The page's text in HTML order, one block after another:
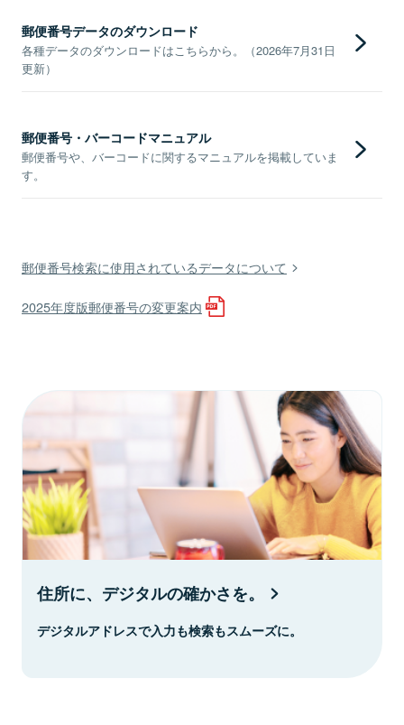
郵便番号データのダウンロード
各種データのダウンロードはこちらから。（2026年7月31日
更新）
郵便番号・バーコードマニュアル
郵便番号や、バーコードに関するマニュアルを掲載していま
す。
郵便番号検索に使用されているデータについて
2025年度版郵便番号の変更案内
住所に、デジタルの確かさを。
デジタルアドレスで入力も検索もスムーズに。